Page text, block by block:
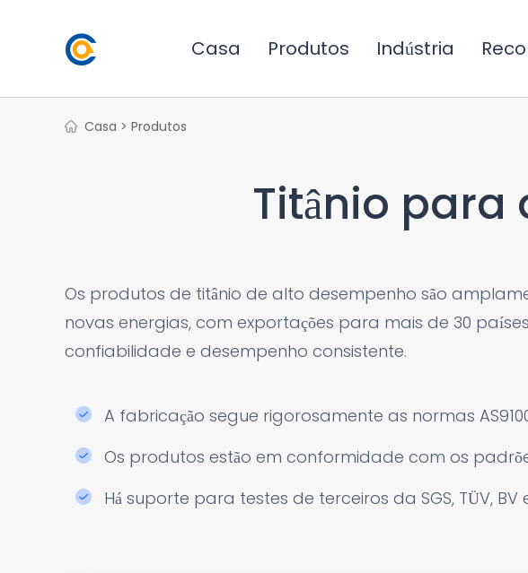
Casa Produtos Indústria
Casa > Produtos
Titânio
Os produtos de titânio de alto desempenho são
novas energias, com exportações para mais de 30
confiabilidade e desempenho consistente.
A fabricação segue rigorosamente as normas
Os produtos estão em conformidade com os padrões
Há suporte para testes de terceiros da SGS, TÜV, BV